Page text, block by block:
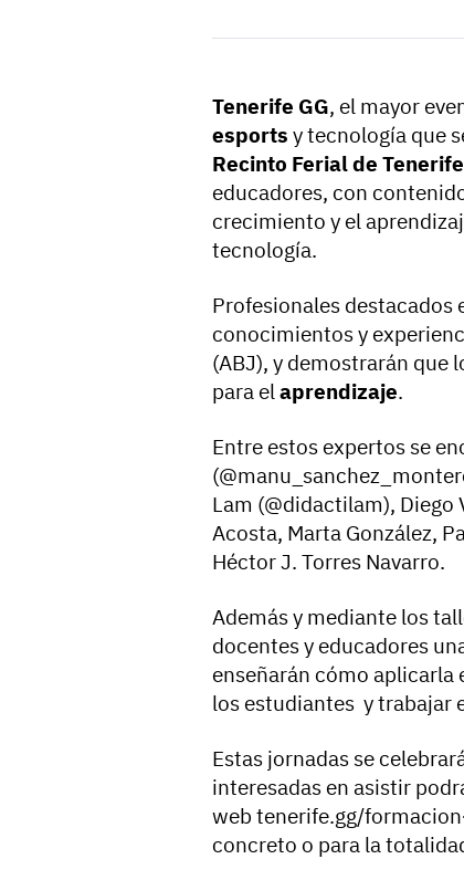
Tenerife GG, el mayor
esports y tecnología que
Recinto Ferial de Tenerife
educadores, con
crecimiento y el
tecnología.
Profesionales destacados
conocimientos y
(ABJ), y demostrarán que
para elaprendizaje.
Entre estos expertos se
Lam (@didactilam), Diego
Acosta, Marta González,
Héctor J. Torres Navarro.
Además y mediante los
docentes y educadores
enseñarán cómo aplicarla
los estudiantes y trabajar
Estas jornadas se
interesadas en asistir
web tenerife.gg/
concreto o para la